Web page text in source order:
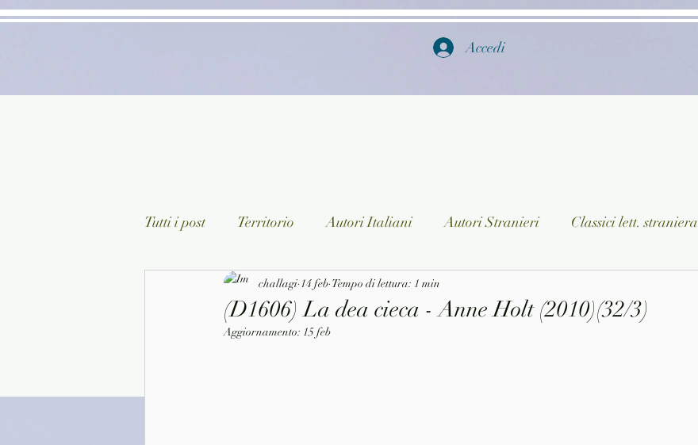
Accedi
Tutti i post Territorio Autori Italiani Autori Stranieri Classici lett. straniera
Classici lett. italiana Saggistica Ragazzi
(D1606) La dea cieca - Anne Holt (2010)(32/3)
challagi 14 feb Tempo di lettura: 1 min
Aggiornamento: 15 feb